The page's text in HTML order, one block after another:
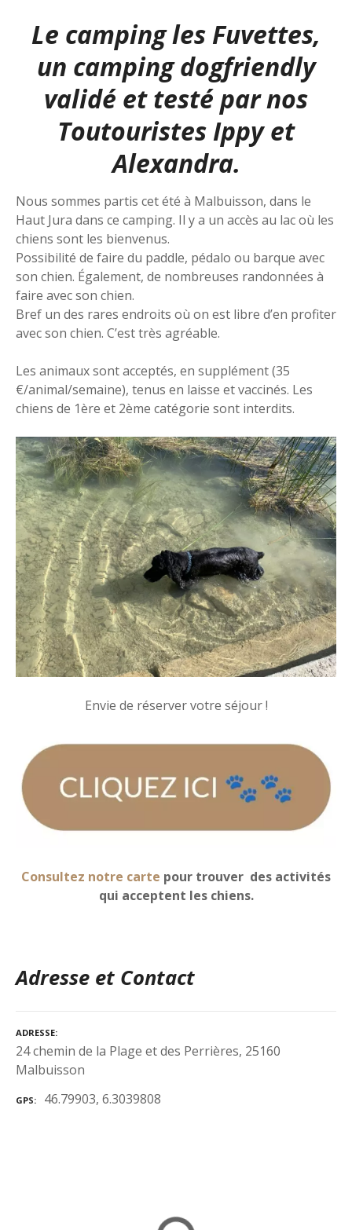
Le camping les Fuvettes,
un camping dogfriendly
validé et testé par nos
Toutouristes Ippy et
Alexandra.
Nous sommes partis cet été à Malbuisson, dans le
Haut Jura dans ce camping. Il y a un accès au lac où les
chiens sont les bienvenus.
Possibilité de faire du paddle, pédalo ou barque avec
son chien. Également, de nombreuses randonnées à
faire avec son chien.
Bref un des rares endroits où on est libre d’en profiter
avec son chien. C’est très agréable.
Les animaux sont acceptés, en supplément (35
€/animal/semaine), tenus en laisse et vaccinés. Les
chiens de 1ère et 2ème catégorie sont interdits.
Envie de réserver votre séjour !
Consultez notre carte pour trouver des activités
qui acceptent les chiens.
Adresse et Contact
ADRESSE
24 chemin de la Plage et des Perrières, 25160
Malbuisson
GPS 46.79903, 6.3039808